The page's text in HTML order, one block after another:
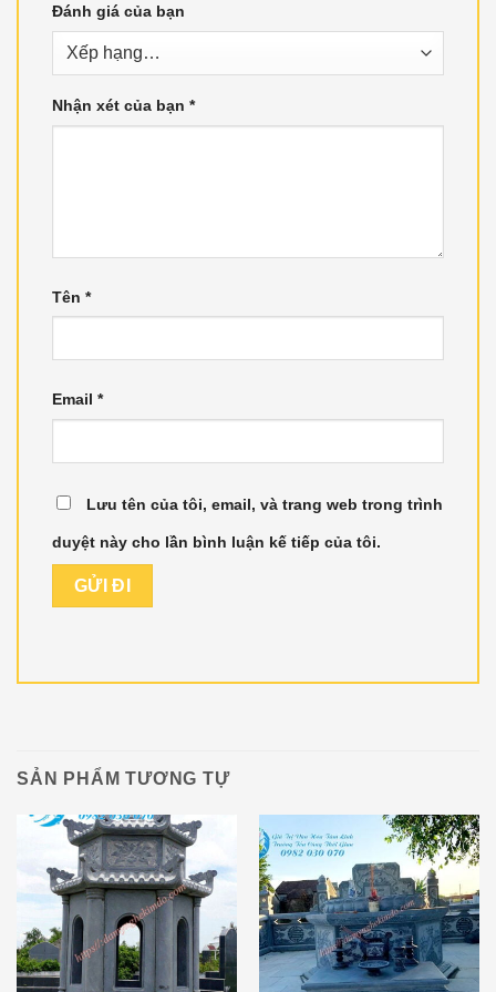
Đánh giá của bạn
Nhận xét của bạn *
Tên *
Email *
Lưu tên của tôi, email, và trang web trong trình
duyệt này cho lần bình luận kế tiếp của tôi.
SẢN PHẨM TƯƠNG TỰ